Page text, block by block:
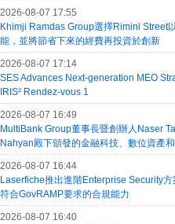
2026-08-07 17:55
Khimji Ramdas Group選擇Rimini Street
能，並將節省下來的經費再投資於創新
2026-08-07 17:14
SES Advances Next-generation MEO
IRIS² Rendez-vous 1
2026-08-07 16:49
MultiBank Group董事長暨創辦人Naser
Nahyan殿下頒發的金融科技、數位資產
2026-08-07 16:44
Laserfiche推出進階Enterprise Security
符合GovRAMP要求的合規能力
2026-08-07 16:40